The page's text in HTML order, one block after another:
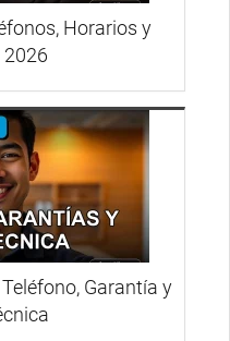
Horarios y
Garantía y